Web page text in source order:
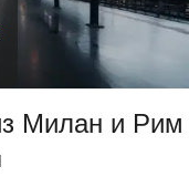
Милан и Рим